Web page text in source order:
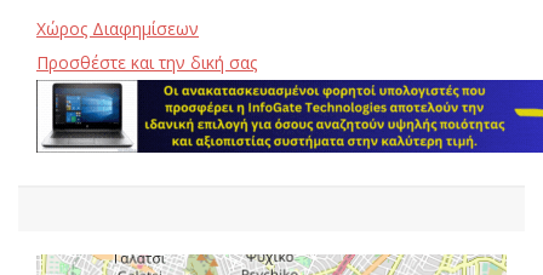
Χώρος Διαφημίσεων
Προσθέστε και την δική σας